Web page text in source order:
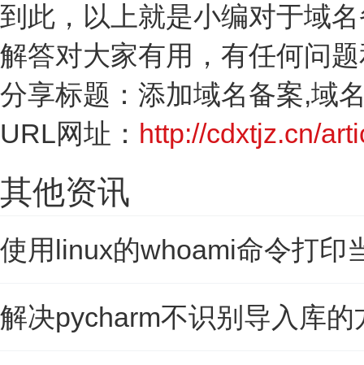
到此，以上就是小编对于域
解答对大家有用，有任何问
分享标题：添加域名备案,域
URL网址： http://cdxtjz.cn/
其他资讯
使用linux的whoami命令打印
解决pycharm不识别导入库的